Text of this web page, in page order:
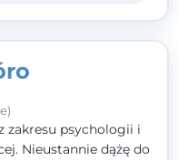
zakresu psychologii i
Nieustannie dążę do